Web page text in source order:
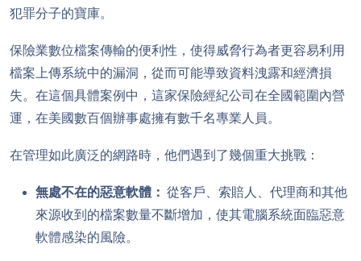
犯罪分子的寶庫。
保險業數位檔案傳輸的便利性，使得威脅行為者更容易利用
檔案上傳系統中的漏洞，從而可能導致資料洩露和經濟損
失。在這個具體案例中，這家保險經紀公司在全國範圍內營
運，在美國數百個辦事處擁有數千名專業人員。
在管理如此廣泛的網路時，他們遇到了幾個重大挑戰：
無處不在的惡意軟體： 從客戶、索賠人、代理商和其他
來源收到的檔案數量不斷增加，使其電腦系統面臨惡意
軟體感染的風險。